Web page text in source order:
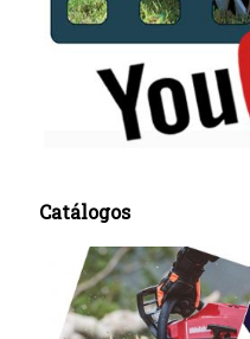
Catálogos